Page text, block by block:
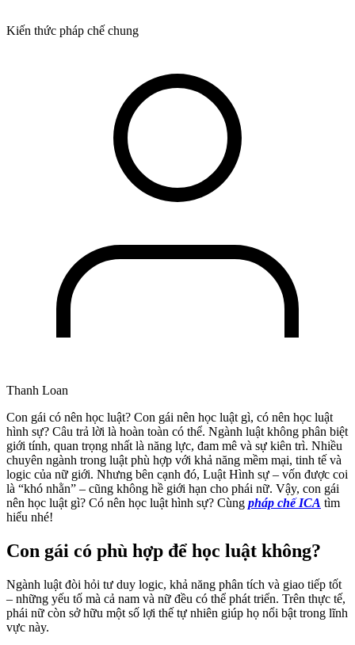
Kiến thức pháp chế chung
Thanh Loan
Con gái có nên học luật? Con gái nên học luật gì, có nên học luật
hình sự? Câu trả lời là hoàn toàn có thể. Ngành luật không phân biệt
giới tính, quan trọng nhất là năng lực, đam mê và sự kiên trì. Nhiều
chuyên ngành trong luật phù hợp với khả năng mềm mại, tinh tế và
logic của nữ giới. Nhưng bên cạnh đó, Luật Hình sự – vốn được coi
là “khó nhằn” – cũng không hề giới hạn cho phái nữ. Vậy, con gái
nên học luật gì? Có nên học luật hình sự? Cùng pháp chế ICA tìm
hiểu nhé!
Con gái có phù hợp để học luật không?
Ngành luật đòi hỏi tư duy logic, khả năng phân tích và giao tiếp tốt
– những yếu tố mà cả nam và nữ đều có thể phát triển. Trên thực tế,
phái nữ còn sở hữu một số lợi thế tự nhiên giúp họ nổi bật trong lĩnh
vực này.